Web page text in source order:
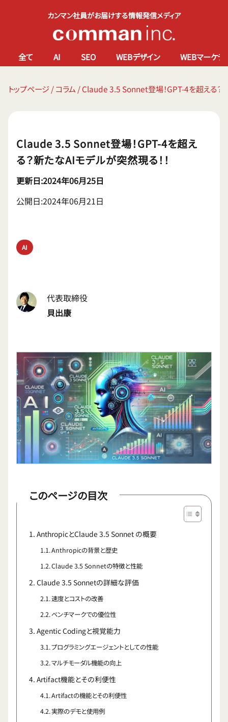
カンマン社員がお届けする情報発信メディア
全て AI SEO WEBデザイン WEBマーケテ
トップページ/コラム /Claude 3.5 Sonnet登場！GPT-4を超える？
Claude 3.5 Sonnet登場！GPT-4を超え
る？新たなAIモデルが突然現る！！
更新日:2024年06月25日
公開日:2024年06月21日
AI
代表取締役
貝出康
このページの目次
AnthropicとClaude 3.5 Sonnet の概要
Anthropicの背景と歴史
Claude 3.5 Sonnetの特徴と性能
Claude 3.5 Sonnetの詳細な評価
速度とコストの改善
ベンチマークでの優位性
Agentic Codingと視覚能力
プログラミングエージェントとしての性能
マルチモーダル機能の向上
Artifact機能とその利便性
Artifactの機能とその利便性
実際のデモと使用例